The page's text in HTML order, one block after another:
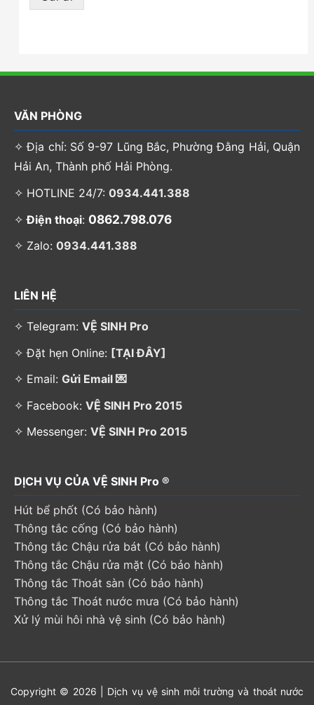
VĂN PHÒNG
✧ Địa chỉ: Số 9-97 Lũng Bắc, Phường Đằng Hải, Quận
Hải An, Thành phố Hải Phòng.
✧ HOTLINE 24/7: 0934.441.388
✧Điện thoại: 0862.798.076
✧ Zalo: 0934.441.388
LIÊN HỆ
✧ Telegram: VỆ SINH Pro
✧ Đặt hẹn Online: [TẠI ĐÂY]
✧ Email: Gửi Email 💌
✧ Facebook: VỆ SINH Pro 2015
✧ Messenger: VỆ SINH Pro 2015
DỊCH VỤ CỦA VỆ SINH Pro ®
Hút bể phốt (Có bảo hành)
Thông tắc cống (Có bảo hành)
Thông tắc Chậu rửa bát (Có bảo hành)
Thông tắc Chậu rửa mặt (Có bảo hành)
Thông tắc Thoát sàn (Có bảo hành)
Thông tắc Thoát nước mưa (Có bảo hành)
Xử lý mùi hôi nhà vệ sinh (Có bảo hành)
Copyright © 2026 | Dịch vụ vệ sinh môi trường và thoát nước